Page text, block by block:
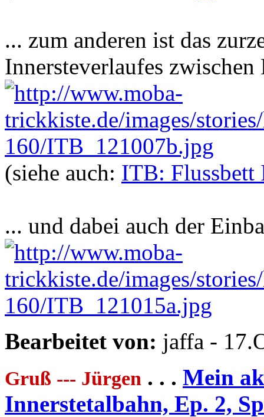
... zum anderen ist das
Innersteverlaufes
(siehe auch: ITB: Flussbett
... und dabei auch der
Bearbeitet von: jaffa -
Gruß --- Jürgen . . . Mein
Innerstetalbahn, Ep. 2,